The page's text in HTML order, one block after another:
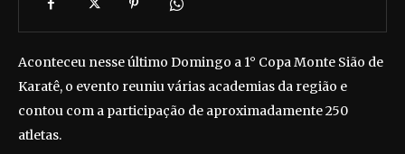
Aconteceu nesse último Domingo a 1° Copa Monte Sião de
Karatê, o evento reuniu várias academias da região e
contou com a participação de aproximadamente 250
atletas.